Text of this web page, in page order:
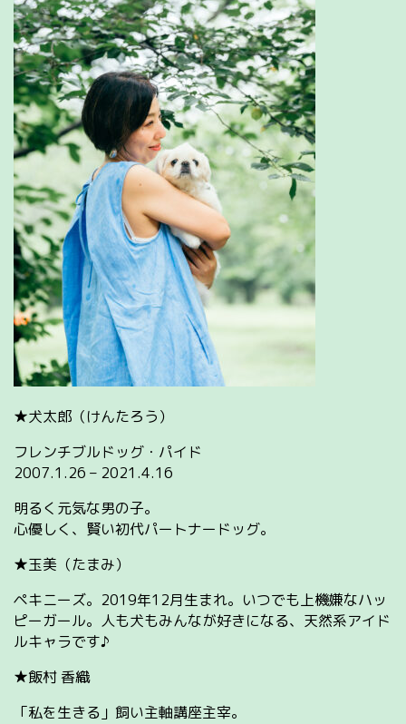
★犬太郎（けんたろう）
フレンチブルドッグ・パイド
2007.1.26 – 2021.4.16
明るく元気な男の子。
心優しく、賢い初代パートナードッグ。
★玉美（たまみ）
ペキニーズ。2019年12月生まれ。いつでも上機嫌なハッ
ピーガール。人も犬もみんなが好きになる、天然系アイド
ルキャラです♪
★飯村 香織
「私を生きる」飼い主軸講座主宰。